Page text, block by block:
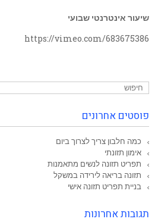
שיעור אינטרנטי שבועי
https://vimeo.com/683675386
פוסטים אחרונים
כמה חלבון צריך לצרוך ביום
אימון תזונתי
תפריט תזונה לנשים מתאמנות
תזונה בריאה לירידה במשקל
בניית תפריט תזונה אישי
תגובות אחרונות